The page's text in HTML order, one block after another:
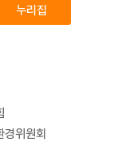
누리집
위원회